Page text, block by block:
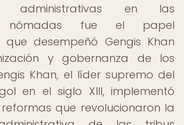
administrativas en las
nómadas fue el papel
desempeñó Gengis Khan
y gobernanza de los
Khan, el líder supremo del
en el siglo XIII, implementó
que revolucionaron la